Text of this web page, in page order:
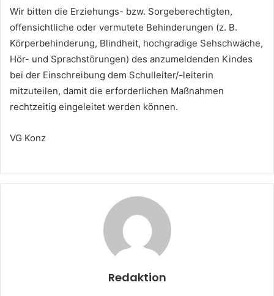
Wir bitten die Erziehungs- bzw. Sorgeberechtigten,
offensichtliche oder vermutete Behinderungen (z. B.
Körperbehinderung, Blindheit, hochgradige Sehschwäche,
Hör- und Sprachstörungen) des anzumeldenden Kindes
bei der Einschreibung dem Schulleiter/-leiterin
mitzuteilen, damit die erforderlichen Maßnahmen
rechtzeitig eingeleitet werden können.
VG Konz
Redaktion